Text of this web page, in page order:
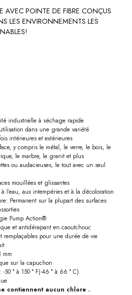
AVEC POINTE DE FIBRE CONÇUS
LES ENVIRONNEMENTS LES
industrielle à séchage rapide
dans une grande variété
intérieures et extérieures
y compris le métal, le verre, le bois, le
le marbre, le granit et plus
ou audacieuses, le tout avec un seul
mouillées et glissantes
l’eau, aux intempéries et à la décoloration
Permanent sur la plupart des surfaces
Pump Action®
et antidérapant en caoutchouc
remplaçables pour une durée de vie
mm
sur la capuchon
50 ° à 150 ° F(-46 ° à 66 ° C)
contiennent aucun chlore .